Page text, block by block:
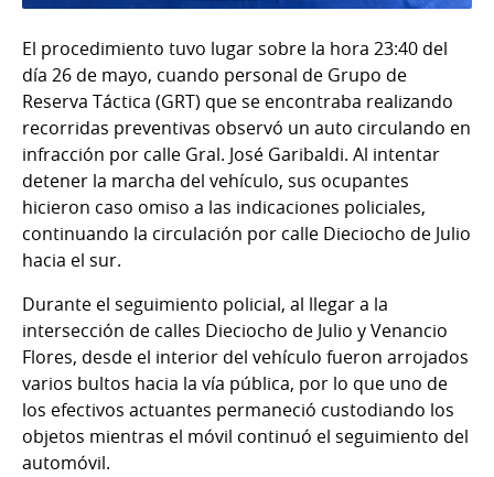
El procedimiento tuvo lugar sobre la hora 23:40 del
día 26 de mayo, cuando personal de Grupo de
Reserva Táctica (GRT) que se encontraba realizando
recorridas preventivas observó un auto circulando en
infracción por calle Gral. José Garibaldi. Al intentar
detener la marcha del vehículo, sus ocupantes
hicieron caso omiso a las indicaciones policiales,
continuando la circulación por calle Dieciocho de Julio
hacia el sur.
Durante el seguimiento policial, al llegar a la
intersección de calles Dieciocho de Julio y Venancio
Flores, desde el interior del vehículo fueron arrojados
varios bultos hacia la vía pública, por lo que uno de
los efectivos actuantes permaneció custodiando los
objetos mientras el móvil continuó el seguimiento del
automóvil.